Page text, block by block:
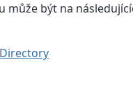
může být na